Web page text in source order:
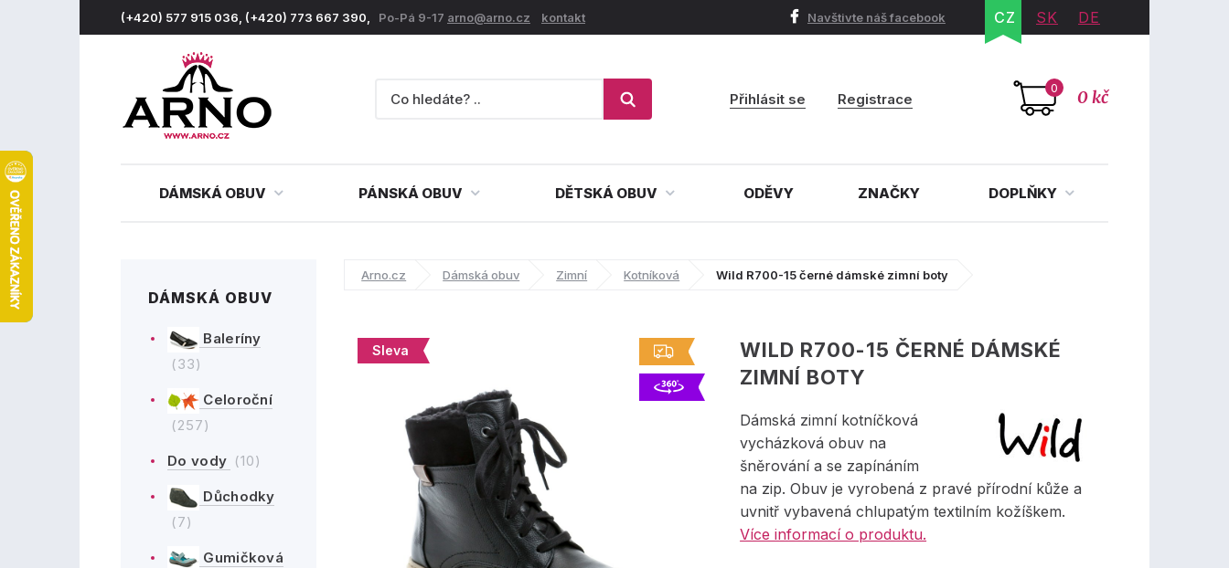
(+420) 577 915 036, (+420) 773 667 390, Po-Pá 9-17 arno@arno.cz kontakt Navštivte náš facebook CZ SK DE
0 0 kč
Přihlásit se Registrace
DÁMSKÁ OBUV PÁNSKÁ OBUV DĚTSKÁ OBUV ODĚVY ZNAČKY DOPLŇKY
DÁMSKÁ OBUV
Baleríny
(33)
Celoroční
(257)
Do vody (10)
Důchodky
(7)
Gumičková
Arno.cz Dámská obuv Zimní Kotníková Wild R700-15 černé dámské zimní boty
Sleva
WILD R700-15 ČERNÉ DÁMSKÉ
ZIMNÍ BOTY
Dámská zimní kotníčková
vycházková obuv na
šněrování a se zapínáním
na zip. Obuv je vyrobená z pravé přírodní kůže a
uvnitř vybavená chlupatým textilním kožíškem.
Více informací o produktu.